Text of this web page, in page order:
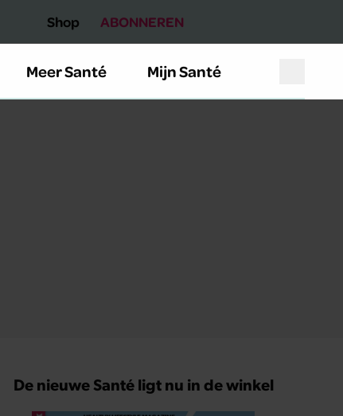
Shop ABONNEREN
Meer Santé Mijn Santé
De nieuwe Santé ligt nu in de winkel